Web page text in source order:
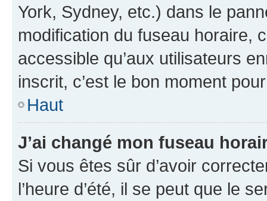
York, Sydney, etc.) dans le
modification du fuseau horaire,
accessible qu’aux utilisateurs
inscrit, c’est le bon moment
Haut
J’ai changé mon fuseau
Si vous êtes sûr d’avoir
l’heure d’été, il se peut que le